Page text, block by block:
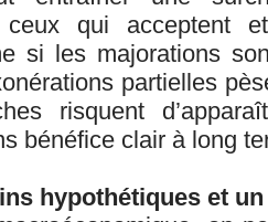
ceux qui acceptent
si les majorations
partielles
risquent
bénéfice clair à long
hypothétiques et